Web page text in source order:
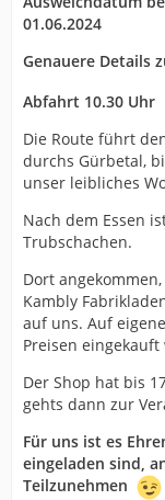
01.06.2024
Genauere Details
Abfahrt 10.30 Uhr
Die Route führt
durchs Gürbetal,
unser leibliches
Nach dem Essen
Trubschachen.
Dort
Kambly
auf uns. Auf
Preisen eingekauft
Der Shop hat bis
gehts dann zur
Für uns ist es
eingeladen sind,
Teilzunehmen